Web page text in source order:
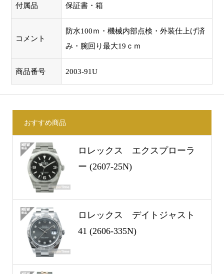
付属品 保証書・箱
コメント
防水100ｍ・機械内部点検・外装仕上げ済
み・腕回り最大19ｃｍ
商品番号 2003-91U
おすすめ商品
ロレックス エクスプローラ
ー (2607-25N)
ロレックス デイトジャスト
41 (2606-335N)